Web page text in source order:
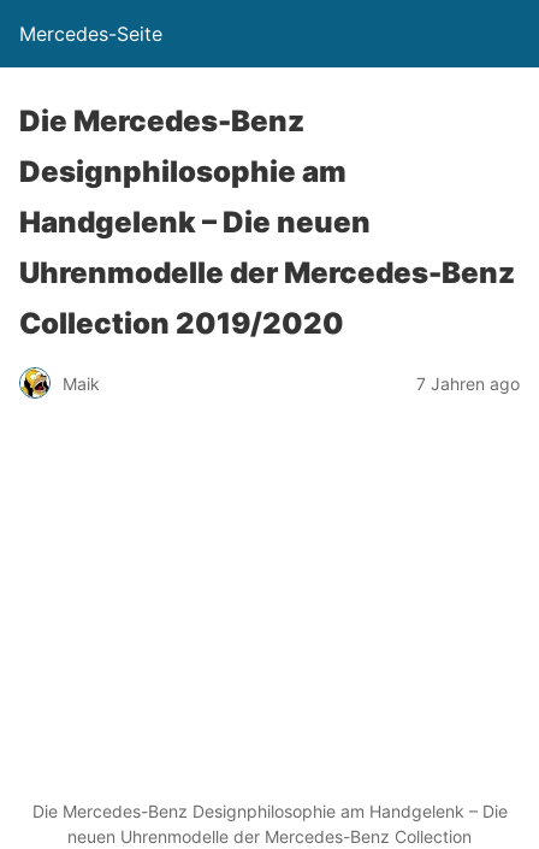
Mercedes-Seite
Die Mercedes-Benz
Designphilosophie am
Handgelenk – Die neuen
Uhrenmodelle der Mercedes-Benz
Collection 2019/2020
Maik 7 Jahren ago
Die Mercedes-Benz Designphilosophie am Handgelenk – Die
neuen Uhrenmodelle der Mercedes-Benz Collection